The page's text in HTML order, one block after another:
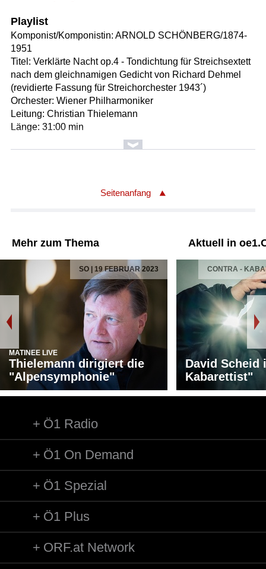
Playlist
Komponist/Komponistin: ARNOLD SCHÖNBERG/1874-
1951
Titel: Verklärte Nacht op.4 - Tondichtung für Streichsextett
nach dem gleichnamigen Gedicht von Richard Dehmel
(revidierte Fassung für Streichorchester 1943´)
Orchester: Wiener Philharmoniker
Leitung: Christian Thielemann
Länge: 31:00 min
Seitenanfang
Mehr zum Thema
SO | 19 FEBRUAR 2023
MATINEE LIVE
Thielemann dirigiert die
"Alpensymphonie"
Aktuell in
CONTRA -
David Scheid
Kabarettist"
Ö1 Radio
Ö1 On Demand
Ö1 Spezial
Ö1 Plus
ORF.at Network